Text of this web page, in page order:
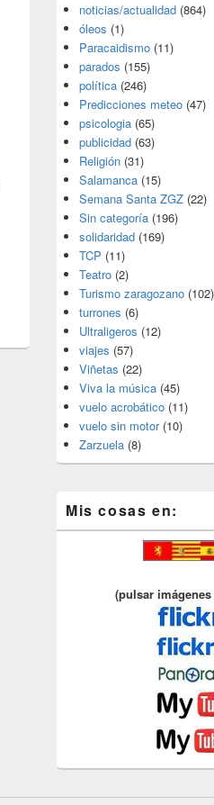
noticias/actualidad (864)
óleos (1)
Paracaidismo (11)
parados (155)
política (246)
Predicciones meteo (47)
psicologia (65)
publicidad (63)
Religión (31)
Salamanca (15)
Semana Santa ZGZ (22)
Sin categoría (196)
solidaridad (169)
TCP (11)
Teatro (2)
Turismo zaragozano (102)
turrones (6)
Ultraligeros (12)
viajes (57)
Viñetas (22)
Viva la música (45)
vuelo acrobático (11)
vuelo sin motor(10)
Zarzuela (8)
Mis cosas en:
(pulsar